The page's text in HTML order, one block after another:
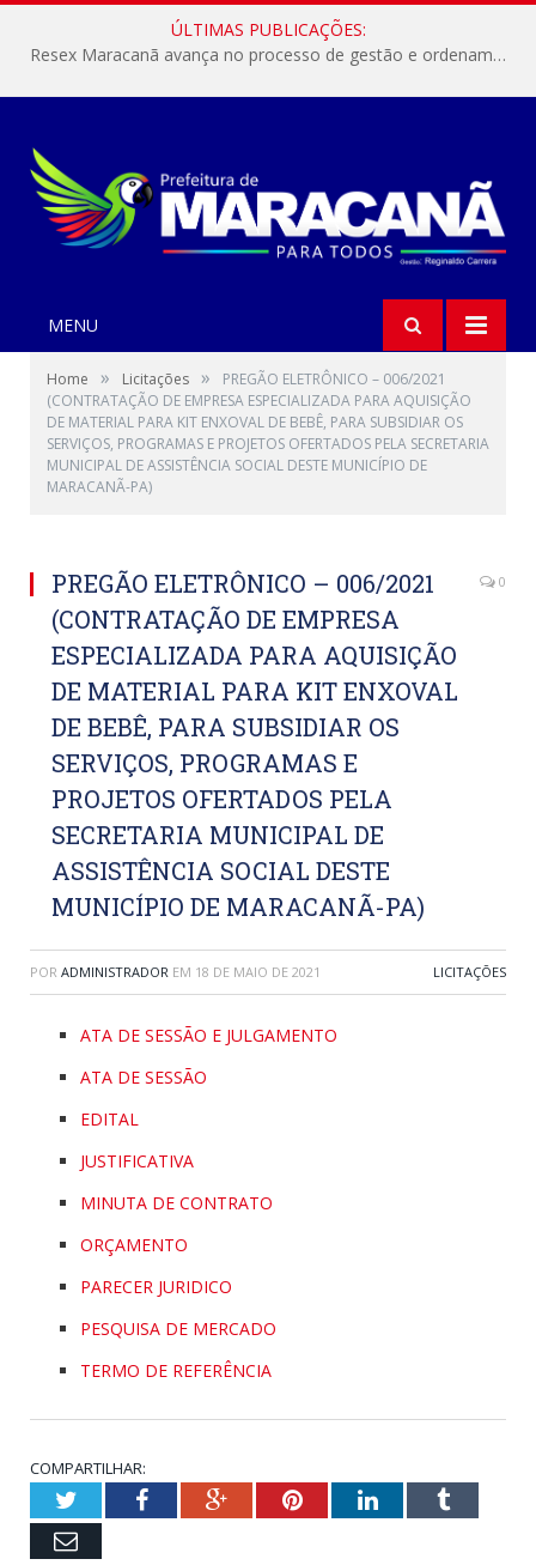
ÚLTIMAS PUBLICAÇÕES:
Resex Maracanã avança no processo de gestão e ordenamento do turismo em nossas áreas protegidas.
MENU
Home » Licitações »
PREGÃO ELETRÔNICO – 006/2021
(CONTRATAÇÃO DE EMPRESA ESPECIALIZADA PARA AQUISIÇÃO
DE MATERIAL PARA KIT ENXOVAL DE BEBÊ, PARA SUBSIDIAR OS
SERVIÇOS, PROGRAMAS E PROJETOS OFERTADOS PELA SECRETARIA
MUNICIPAL DE ASSISTÊNCIA SOCIAL DESTE MUNICÍPIO DE
MARACANÃ-PA)
PREGÃO ELETRÔNICO – 006/2021
(CONTRATAÇÃO DE EMPRESA
ESPECIALIZADA PARA AQUISIÇÃO
DE MATERIAL PARA KIT ENXOVAL
DE BEBÊ, PARA SUBSIDIAR OS
SERVIÇOS, PROGRAMAS E
PROJETOS OFERTADOS PELA
SECRETARIA MUNICIPAL DE
ASSISTÊNCIA SOCIAL DESTE
MUNICÍPIO DE MARACANÃ-PA)
0
POR ADMINISTRADOR EM 18 DE MAIO DE 2021 LICITAÇÕES
ATA DE SESSÃO E JULGAMENTO
ATA DE SESSÃO
EDITAL
JUSTIFICATIVA
MINUTA DE CONTRATO
ORÇAMENTO
PARECER JURIDICO
PESQUISA DE MERCADO
TERMO DE REFERÊNCIA
COMPARTILHAR:
TwitterFacebookGoogle+PinterestLinkedInTumblr
Email